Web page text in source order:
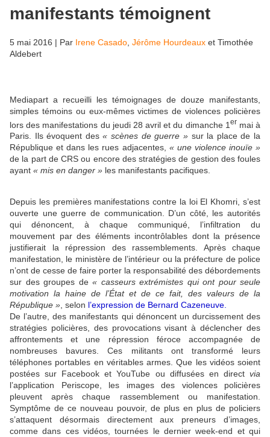
manifestants témoignent
5 mai 2016 | Par Irene Casado Jérôme Hourdeaux et Timothée
Aldebert
Mediapart a recueilli les témoignages de douze manifestants,
simples témoins ou eux-mêmes victimes de violences policières
lors des manifestations du jeudi 28 avril et du dimanche 1 er mai à
Paris. Ils évoquent des« scènes de guerre »sur la place de la
République et dans les rues adjacentes, « une violence inouïe »
de la part de CRS ou encore des stratégies de gestion des foules
ayant « mis en danger » les manifestants pacifiques.
Depuis les premières manifestations contre la loi El Khomri, s’est
ouverte une guerre de communication. D’un côté, les autorités
qui dénoncent, à chaque communiqué, l’infiltration du
mouvement par des éléments incontrôlables dont la présence
justifierait la répression des rassemblements. Après chaque
manifestation, le ministère de l’intérieur ou la préfecture de police
n’ont de cesse de faire porter la responsabilité des débordements
sur des groupes de « casseurs extrémistes qui ont pour seule
motivation la haine de l’État et de ce fait, des valeurs de la
République », selon l’expression de Bernard Cazeneuve.
De l’autre, des manifestants qui dénoncent un durcissement des
stratégies policières, des provocations visant à déclencher des
affrontements et une répression féroce accompagnée de
nombreuses bavures. Ces militants ont transformé leurs
téléphones portables en véritables armes. Que les vidéos soient
postées sur Facebook et YouTube ou diffusées en direct via
l’application Periscope, les images des violences policières
pleuvent après chaque rassemblement ou manifestation.
Symptôme de ce nouveau pouvoir, de plus en plus de policiers
s’attaquent désormais directement aux preneurs d’images,
comme dans ces vidéos, tournées le dernier week-end et qui